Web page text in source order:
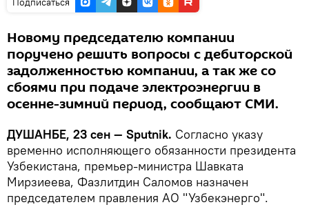
Новому председателю компании
поручено решить вопросы с дебиторской
задолженностью компании, а так же со
сбоями при подаче электроэнергии в
осенне-зимний период, сообщают СМИ.
ДУШАНБЕ, 23 сен — Sputnik. Согласно указу
временно исполняющего обязанности президента
Узбекистана, премьер-министра Шавката
Мирзиеева, Фазлитдин Саломов назначен
председателем правления АО "Узбекэнерго".